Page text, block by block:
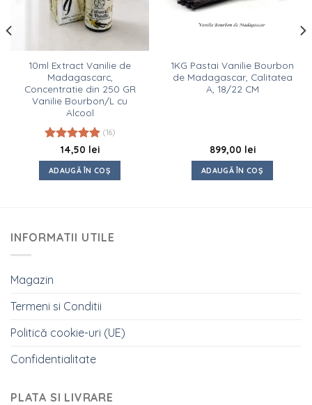
10ml Extract Vanilie de
Madagascarc,
Concentratie din 250 GR
Vanilie Bourbon/L cu
Alcool
Evaluat la
4.88din 5
(16)
14,50 lei
ADAUGĂ ÎN COȘ
1KG Pastai Vanilie Bourbon
de Madagascar, Calitatea
A, 18/22 CM
899,00 lei
ADAUGĂ ÎN COȘ
INFORMATII UTILE
Magazin
Termeni si Conditii
Politică cookie-uri (UE)
Confidentialitate
PLATA SI LIVRARE